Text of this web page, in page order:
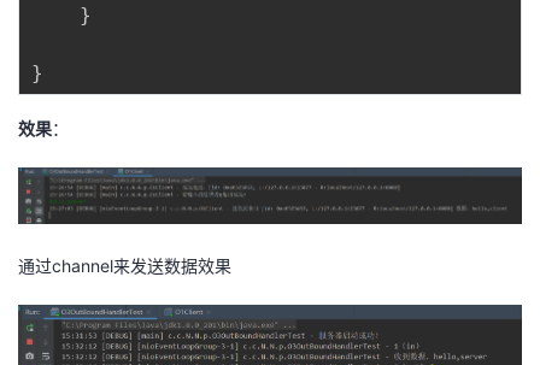
}
}
效果：
通过channel来发送数据效果